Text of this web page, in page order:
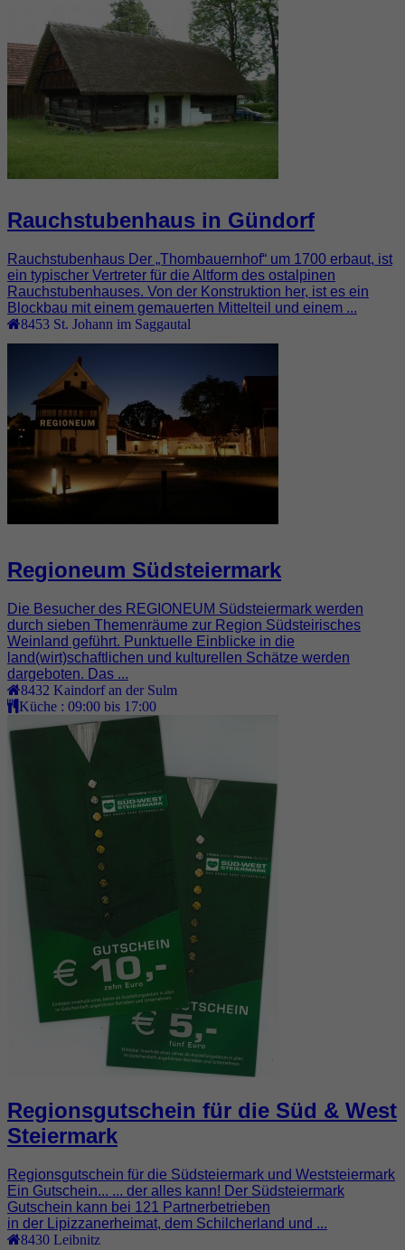
Rauchstubenhaus in Gündorf
Rauchstubenhaus Der „Thombauernhof“ um 1700 erbaut, ist
ein typischer Vertreter für die Altform des ostalpinen
Rauchstubenhauses. Von der Konstruktion her, ist es ein
Blockbau mit einem gemauerten Mittelteil und einem ...
8453 St. Johann im Saggautal
Regioneum Südsteiermark
Die Besucher des REGIONEUM Südsteiermark werden
durch sieben Themenräume zur Region Südsteirisches
Weinland geführt. Punktuelle Einblicke in die
land(wirt)schaftlichen und kulturellen Schätze werden
dargeboten. Das ...
8432 Kaindorf an der Sulm
Küche : 09:00 bis 17:00
Regionsgutschein für die Süd & West
Steiermark
Regionsgutschein für die Südsteiermark und Weststeiermark
Ein Gutschein... ... der alles kann! Der Südsteiermark
Gutschein kann bei 121 Partnerbetrieben
in der Lipizzanerheimat, dem Schilcherland und ...
8430 Leibnitz